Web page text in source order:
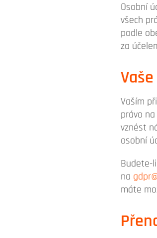
Osobní
všech
podle
za
Vaším
právo
vznést
osobní
Budete-
na
máte